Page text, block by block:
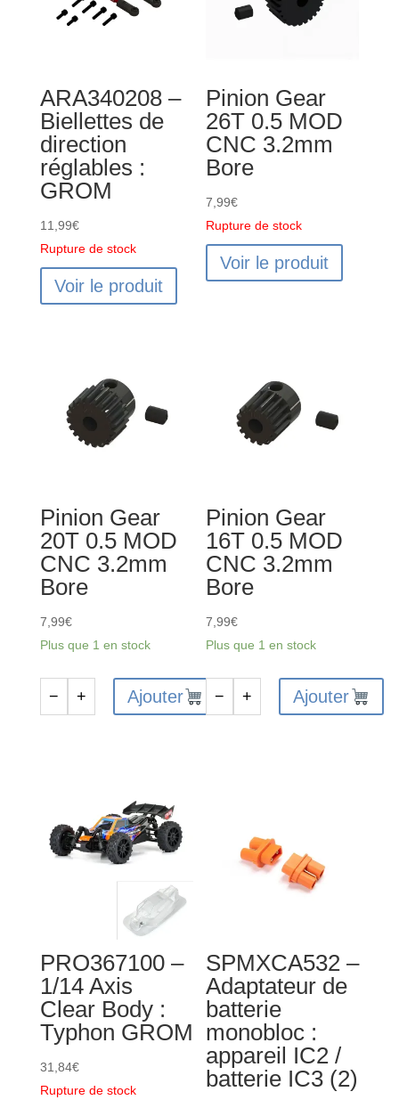
ARA340208 –
Biellettes de
direction
réglables :
GROM
11,99€
Rupture de stock
Voir le produit
Pinion Gear
26T 0.5 MOD
CNC 3.2mm
Bore
7,99€
Rupture de stock
Voir le produit
Pinion Gear
20T 0.5 MOD
CNC 3.2mm
Bore
7,99€
Plus que 1 en stock
0.5
MOD
− + Ajouter
Pinion Gear
16T 0.5 MOD
CNC 3.2mm
Bore
7,99€
Plus que 1 en stock
− + Ajouter
PRO367100 –
1/14 Axis
Clear Body :
Typhon GROM
31,84€
Rupture de stock
SPMXCA532 –
Adaptateur de
batterie
monobloc :
appareil IC2 /
batterie IC3 (2)